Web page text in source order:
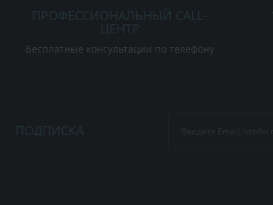
ПРОФЕССИОНАЛЬНЫЙ CALL-
ЦЕНТР
Бесплатные консультации по телефону
ПОДПИСКА